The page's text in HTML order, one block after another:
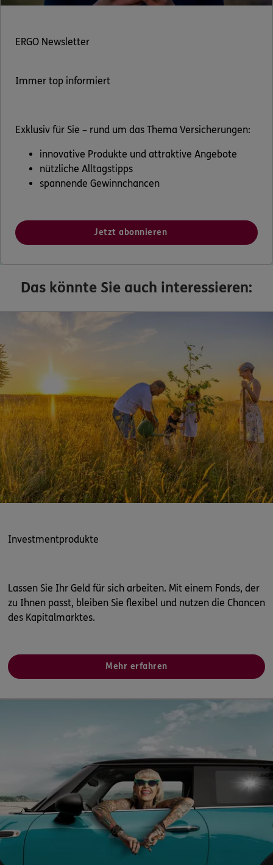
ERGO Newsletter
Immer top informiert
Exklusiv für Sie – rund um das Thema Versicherungen:
innovative Produkte und attraktive Angebote
nützliche Alltagstipps
spannende Gewinnchancen
Jetzt abonnieren
Das könnte Sie auch interessieren:
Investmentprodukte
Lassen Sie Ihr Geld für sich arbeiten. Mit einem Fonds, der
zu Ihnen passt, bleiben Sie flexibel und nutzen die Chancen
des Kapitalmarktes.
Mehr erfahren